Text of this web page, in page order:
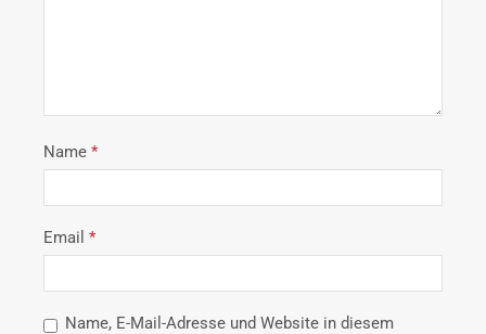
Name *
Email *
Name, E-Mail-Adresse und Website in diesem